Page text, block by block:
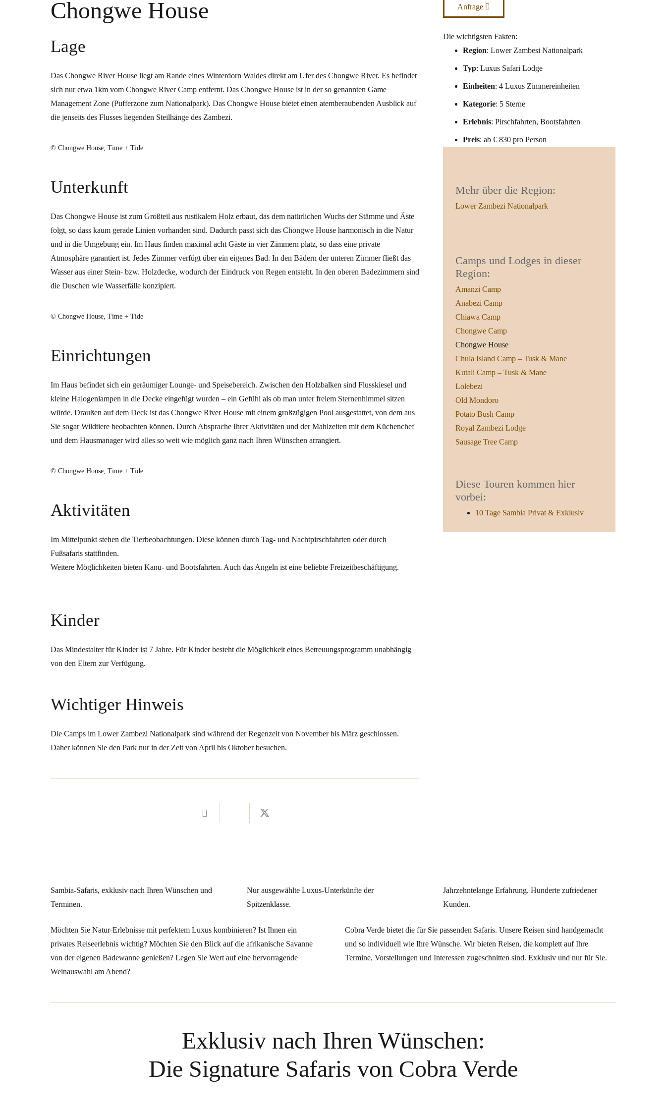
Chongwe House
Lage
Das Chongwe River House liegt am Rande eines Winterdorn Waldes direkt am Ufer des Chongwe River. Es befindet
sich nur etwa 1km vom Chongwe River Camp entfernt. Das Chongwe House ist in der so genannten Game
Management Zone (Pufferzone zum Nationalpark). Das Chongwe House bietet einen atemberaubenden Ausblick auf
die jenseits des Flusses liegenden Steilhänge des Zambezi.
© Chongwe House, Time + Tide
Unterkunft
Das Chongwe House ist zum Großteil aus rustikalem Holz erbaut, das dem natürlichen Wuchs der Stämme und Äste
folgt, so dass kaum gerade Linien vorhanden sind. Dadurch passt sich das Chongwe House harmonisch in die Natur
und in die Umgebung ein. Im Haus finden maximal acht Gäste in vier Zimmern platz, so dass eine private
Atmosphäre garantiert ist. Jedes Zimmer verfügt über ein eigenes Bad. In den Bädern der unteren Zimmer fließt das
Wasser aus einer Stein- bzw. Holzdecke, wodurch der Eindruck von Regen entsteht. In den oberen Badezimmern sind
die Duschen wie Wasserfälle konzipiert.
© Chongwe House, Time + Tide
Einrichtungen
Im Haus befindet sich ein geräumiger Lounge- und Speisebereich. Zwischen den Holzbalken sind Flusskiesel und
kleine Halogenlampen in die Decke eingefügt wurden – ein Gefühl als ob man unter freiem Sternenhimmel sitzen
würde. Draußen auf dem Deck ist das Chongwe River House mit einem großzügigen Pool ausgestattet, von dem aus
Sie sogar Wildtiere beobachten können. Durch Absprache Ihrer Aktivitäten und der Mahlzeiten mit dem Küchenchef
und dem Hausmanager wird alles so weit wie möglich ganz nach Ihren Wünschen arrangiert.
© Chongwe House, Time + Tide
Aktivitäten
Im Mittelpunkt stehen die Tierbeobachtungen. Diese können durch Tag- und Nachtpirschfahrten oder durch
Fußsafaris stattfinden.
Weitere Möglichkeiten bieten Kanu- und Bootsfahrten. Auch das Angeln ist eine beliebte Freizeitbeschäftigung.
Kinder
Das Mindestalter für Kinder ist 7 Jahre. Für Kinder besteht die Möglichkeit eines Betreuungsprogramm unabhängig
von den Eltern zur Verfügung.
Wichtiger Hinweis
Die Camps im Lower Zambezi Nationalpark sind während der Regenzeit von November bis März geschlossen.
Daher können Sie den Park nur in der Zeit von April bis Oktober besuchen.
Anfrage
Die wichtigsten Fakten:
Region: Lower Zambesi Nationalpark
Typ: Luxus Safari Lodge
Einheiten: 4 Luxus Zimmereinheiten
Kategorie: 5 Sterne
Erlebnis: Pirschfahrten, Bootsfahrten
Preis: ab € 830 pro Person
Mehr über die Region:
Lower Zambezi Nationalpark
Camps und Lodges in dieser
Region:
Amanzi Camp
Anabezi Camp
Chiawa Camp
Chongwe Camp
Chongwe House
Chula Island Camp – Tusk & Mane
Kutali Camp – Tusk & Mane
Lolebezi
Old Mondoro
Potato Bush Camp
Royal Zambezi Lodge
Sausage Tree Camp
Diese Touren kommen hier
vorbei:
10 Tage Sambia Privat & Exklusiv
Sambia-Safaris, exklusiv nach Ihren Wünschen und
Terminen.
Nur ausgewählte Luxus-Unterkünfte der
Spitzenklasse.
Jahrzehntelange Erfahrung. Hunderte zufriedener
Kunden.
Möchten Sie Natur-Erlebnisse mit perfektem Luxus kombinieren? Ist Ihnen ein
privates Reiseerlebnis wichtig? Möchten Sie den Blick auf die afrikanische Savanne
von der eigenen Badewanne genießen? Legen Sie Wert auf eine hervorragende
Weinauswahl am Abend?
Cobra Verde bietet die für Sie passenden Safaris. Unsere Reisen sind handgemacht
und so individuell wie Ihre Wünsche. Wir bieten Reisen, die komplett auf Ihre
Termine, Vorstellungen und Interessen zugeschnitten sind. Exklusiv und nur für Sie.
Exklusiv nach Ihren Wünschen:
Die Signature Safaris von Cobra Verde